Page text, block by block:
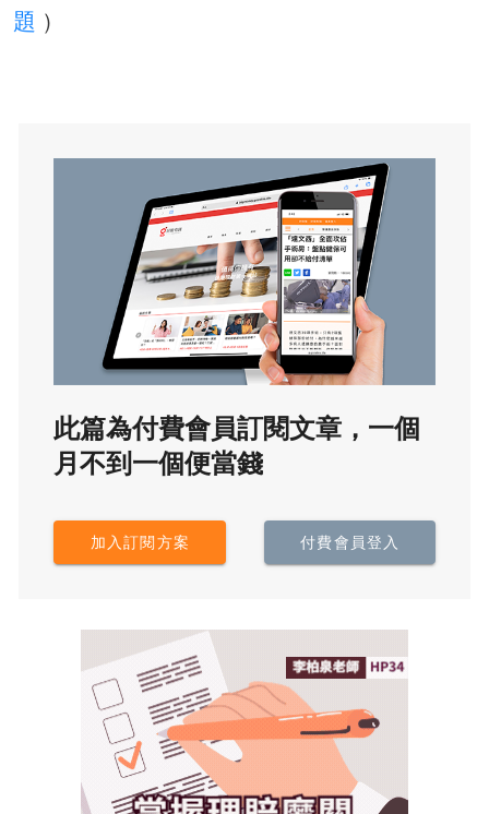
題 ）
此篇為付費會員訂閱文章，一個
月不到一個便當錢
加入訂閱方案 付費會員登入